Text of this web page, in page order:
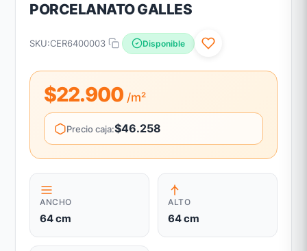
PORCELANATO GALLES
SKU:CER6400003 Disponible
$22.900 /m²
Precio caja:$46.258
ANCHO
64 cm
ALTO
64 cm